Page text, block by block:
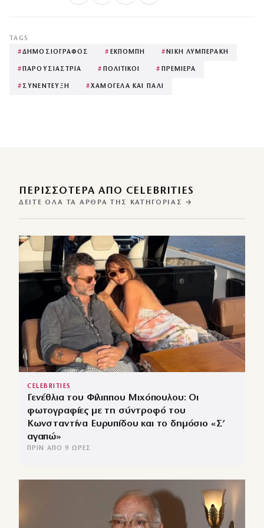
TAGS
#ΔΗΜΟΣΙΟΓΡΑΦΟΣ # ΕΚΠΟΜΠΗ #ΝΙΚΗ ΛΥΜΠΕΡΑΚΗ
#ΠΑΡΟΥΣΙΑΣΤΡΙΑ # ΠΟΛΙΤΙΚΟΙ # ΠΡΕΜΙΕΡΑ
# ΣΥΝΕΝΤΕΥΞΗ #ΧΑΜΟΓΕΛΑ ΚΑΙ ΠΑΛΙ
ΠΕΡΙΣΣΌΤΕΡΑ ΑΠΌ CELEBRITIES
ΔΕΊΤΕ ΌΛΑ ΤΑ ΆΡΘΡΑ ΤΗΣ ΚΑΤΗΓΟΡΊΑΣ →
CELEBRITIES
Γενέθλια του Φίλιππου Μιχόπουλου: Οι
φωτογραφίες με τη σύντροφό του
Κωνσταντίνα Ευρυπίδου και το δημόσιο «Σ’
αγαπώ»
ΠΡΙΝ ΑΠΌ 9 ΏΡΕΣ